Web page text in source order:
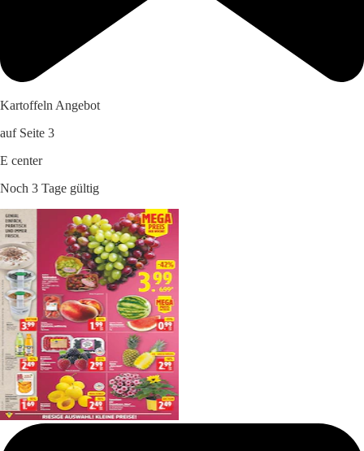
Kartoffeln Angebot
auf Seite 3
E center
Noch 3 Tage gültig